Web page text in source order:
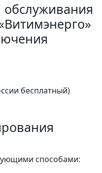
бесплатный)
способами: